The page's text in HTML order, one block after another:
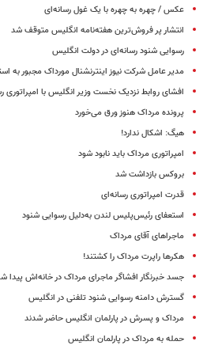
عکس / چهره به چهره با یک غول رسانه‌ای
انتشار پر فروش‌ترین هفته‌نامه انگلیس متوقف شد
رسوایی شنود رسانه‌ای در دولت انگلیس
مدیر عامل شرکت نیوز اینترنشنال مورداک مجبور به
افشای روابط نزدیک نخست وزیر انگلیس با امپراتوری
پرونده مرداک هنوز ورق می‌خورد
هیگ: اشکال ندارد!
امپراتوری مرداک باید نابود شود
بروکس بازداشت شد
قدرت امپراتوری رسانه‌ای
استعفای رئیس‌پلیس لندن به‌دلیل رسوایی شنود
ماجراهای آقای مرداک
هکرها راپرت مرداک را کشتند!
جسد خبرنگار افشاگر ماجرای مرداک در خانه‌اش پیدا
گسترش دامنه رسوایی شنود تلفنی در انگلیس
مرداک و پسرش در پارلمان انگلیس حاضر شدند
حمله به مرداک در پارلمان انگلیس